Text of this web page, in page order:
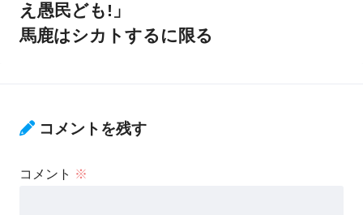
え愚民ども!」
馬鹿はシカトするに限る
コメントを残す
コメント ※